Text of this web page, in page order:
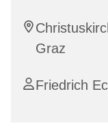
Graz
Friedrich